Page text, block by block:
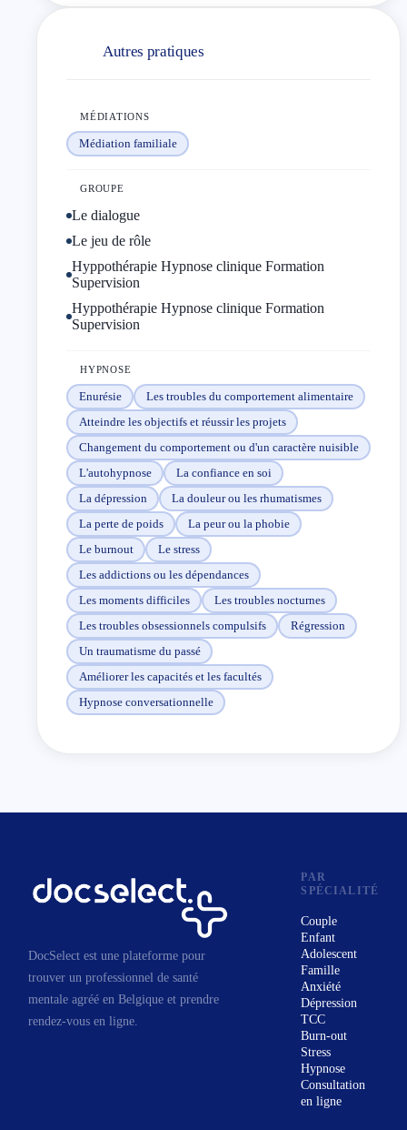
Autres pratiques
MÉDIATIONS
Médiation familiale
GROUPE
Le dialogue
Le jeu de rôle
Hyppothérapie Hypnose clinique Formation
Supervision
Hyppothérapie Hypnose clinique Formation
Supervision
HYPNOSE
Enurésie
Les troubles du comportement alimentaire
Atteindre les objectifs et réussir les projets
Changement du comportement ou d'un caractère nuisible
L'autohypnose
La confiance en soi
La dépression
La douleur ou les rhumatismes
La perte de poids
La peur ou la phobie
Le burnout
Le stress
Les addictions ou les dépendances
Les moments difficiles
Les troubles nocturnes
Les troubles obsessionnels compulsifs
Régression
Un traumatisme du passé
Améliorer les capacités et les facultés
Hypnose conversationnelle
DocSelect est une plateforme pour
trouver un professionnel de santé
mentale agréé en Belgique et prendre
rendez-vous en ligne.
PAR
SPÉCIALITÉ
Couple
Enfant
Adolescent
Famille
Anxiété
Dépression
TCC
Burn-out
Stress
Hypnose
Consultation
en ligne